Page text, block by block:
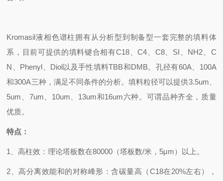
Kromasil液相色谱柱拥有从分析型到制备型一套完整的填料体
系，目前可提供的填料键合相有C18、C4、C8、SI、NH2、C
N、Phenyl、Diol以及手性填料TBB和DMB。孔径有60A、100A
和300A三种，满足不同条件的分析。填料粒径可以提供3.5um、
5um、7um、10um、13um和16um六种。可谓品种齐全，质量
优质。
特点：
1 、高柱效：理论塔板数在80000（塔板数/米，5μm）以上。
2 、高分离效能和的对称峰形：含碳量高（C18在20%左右），